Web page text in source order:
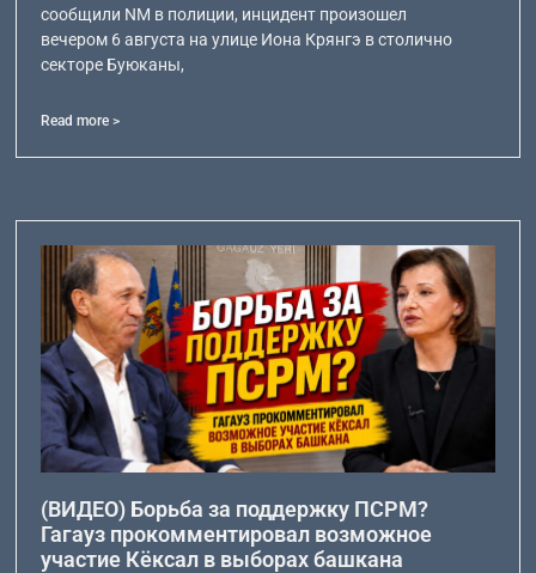
сообщили NM в полиции, инцидент произошел
вечером 6 августа на улице Иона Крянгэ в столично
секторе Буюканы,
Read more >
(ВИДЕО) Борьба за поддержку ПСРМ?
Гагауз прокомментировал возможное
участие Кёксал в выборах башкана